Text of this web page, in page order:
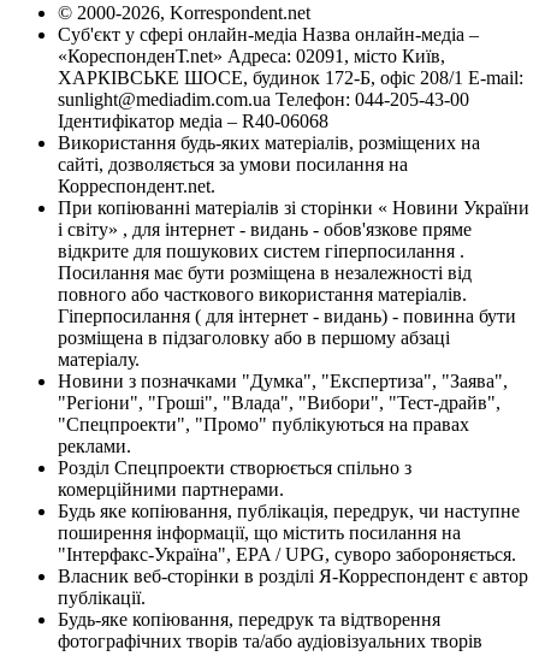
© 2000-2026, Korrespondent.net
Суб'єкт у сфері онлайн-медіа Назва онлайн-медіа –
«КореспонденТ.net» Адреса: 02091, місто Київ,
ХАРКІВСЬКЕ ШОСЕ, будинок 172-Б, офіс 208/1 E-mail:
sunlight@mediadim.com.ua Телефон: 044-205-43-00
Ідентифікатор медіа – R40-06068
Використання будь-яких матеріалів, розміщених на
сайті, дозволяється за умови посилання на
Корреспондент.net.
При копіюванні матеріалів зі сторінки « Новини України
і світу» , для інтернет - видань - обов'язкове пряме
відкрите для пошукових систем гіперпосилання .
Посилання має бути розміщена в незалежності від
повного або часткового використання матеріалів.
Гіперпосилання ( для інтернет - видань) - повинна бути
розміщена в підзаголовку або в першому абзаці
матеріалу.
Новини з позначками "Думка", "Експертиза", "Заява",
"Регіони", "Гроші", "Влада", "Вибори", "Тест-драйв",
"Спецпроекти", "Промо" публікуються на правах
реклами.
Розділ Спецпроекти створюється спільно з
комерційними партнерами.
Будь яке копіювання, публікація, передрук, чи наступне
поширення інформації, що містить посилання на
"Інтерфакс-Україна", EPA / UPG, суворо забороняється.
Власник веб-сторінки в розділі Я-Корреспондент є автор
публікації.
Будь-яке копіювання, передрук та відтворення
фотографічних творів та/або аудіовізуальних творів